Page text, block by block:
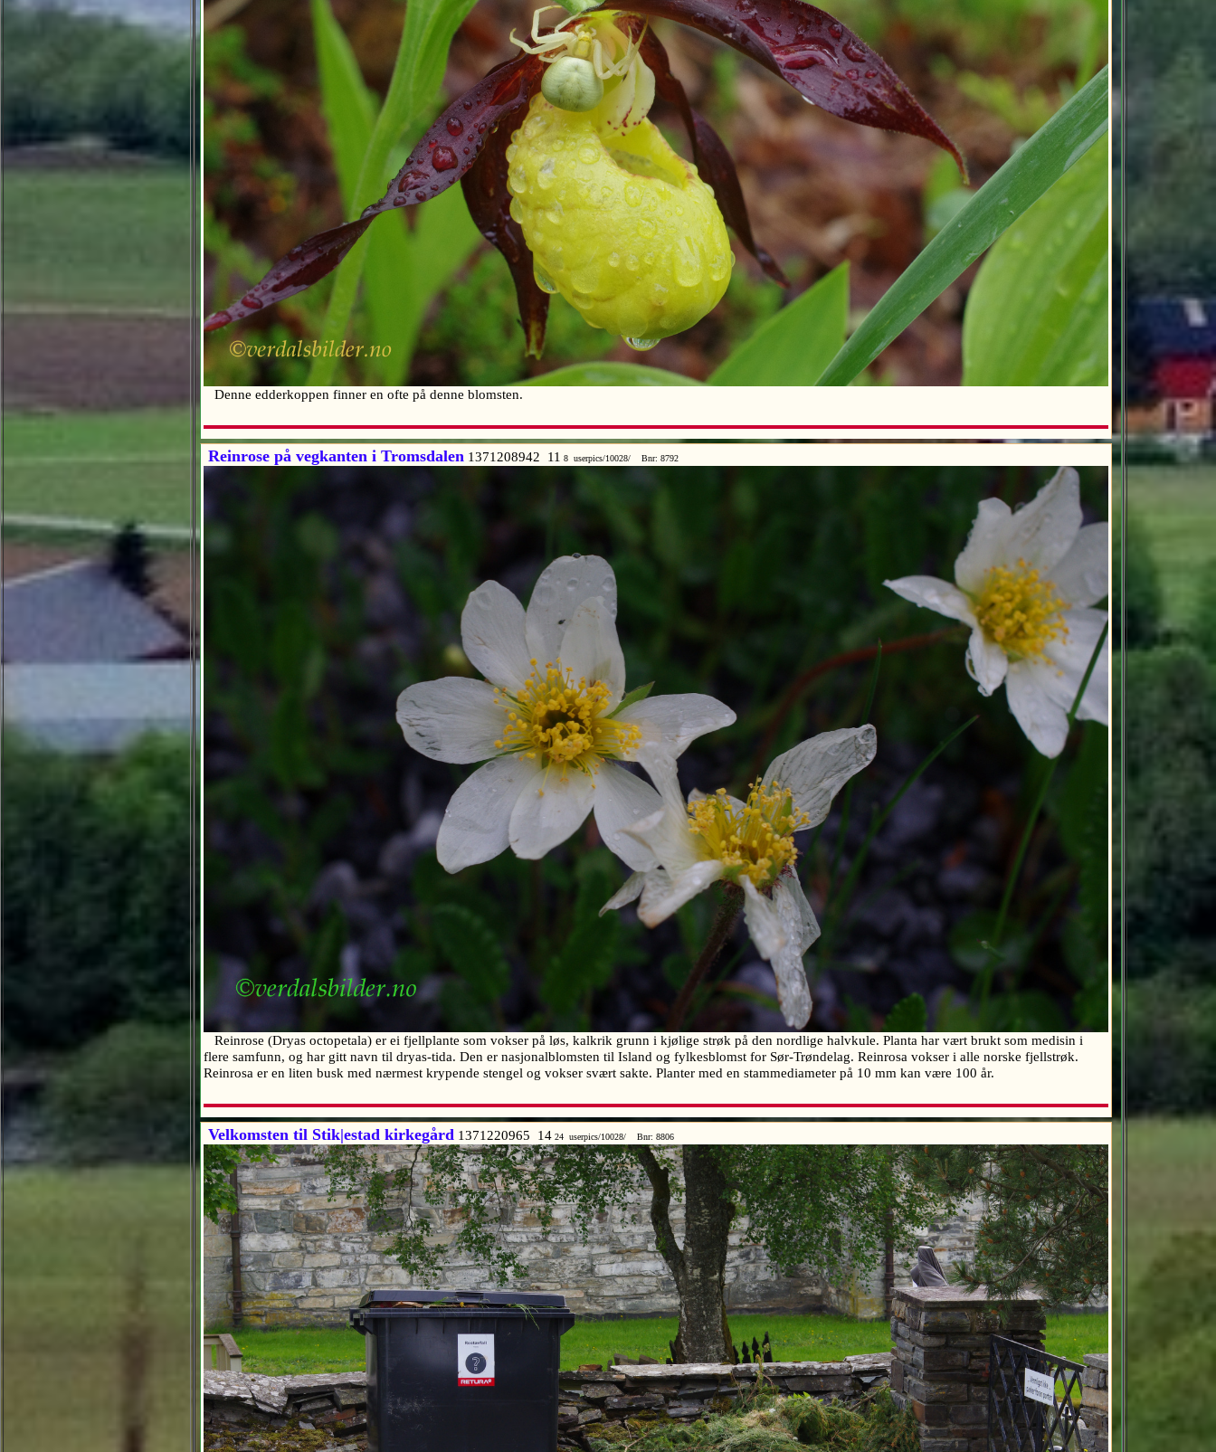
Denne edderkoppen finner en ofte på denne blomsten.
Reinrose på vegkanten i Tromsdalen 1371208942 11 8 userpics/10028/ Bnr: 8792
Reinrose (Dryas octopetala) er ei fjellplante som vokser på løs, kalkrik grunn i kjølige strøk på den nordlige halvkule. Planta har vært brukt som medisin i
flere samfunn, og har gitt navn til dryas-tida. Den er nasjonalblomsten til Island og fylkesblomst for Sør-Trøndelag. Reinrosa vokser i alle norske fjellstrøk.
Reinrosa er en liten busk med nærmest krypende stengel og vokser svært sakte. Planter med en stammediameter på 10 mm kan være 100 år.
Velkomsten til Stik|estad kirkegård 1371220965 14 24 userpics/10028/ Bnr: 8806